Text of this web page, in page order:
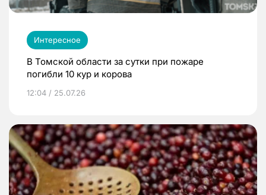
Интересное
В Томской области за сутки при пожаре
погибли 10 кур и корова
12:04 / 25.07.26